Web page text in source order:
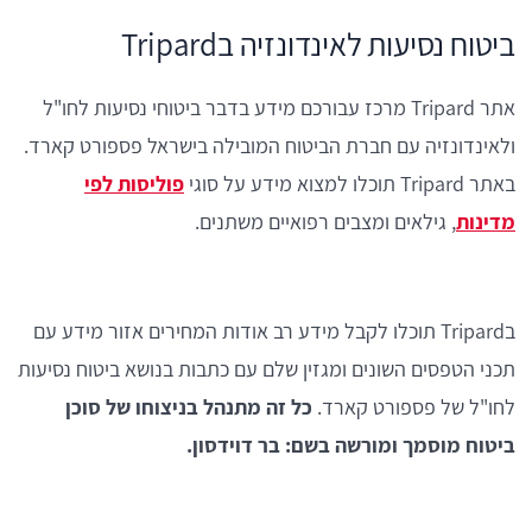
ביטוח נסיעות לאינדונזיה בTripard
אתר Tripard מרכז עבורכם מידע בדבר ביטוחי נסיעות לחו"ל
ולאינדונזיה עם חברת הביטוח המובילה בישראל פספורט קארד.
באתר Tripard תוכלו למצוא מידע על סוגי
פוליסות לפי
מדינות, גילאים ומצבים רפואיים משתנים.
בTripard תוכלו לקבל מידע רב אודות המחירים אזור מידע עם
תכני הטפסים השונים ומגזין שלם עם כתבות בנושא ביטוח נסיעות
לחו"ל של פספורט קארד. כל זה מתנהל בניצוחו של סוכן
ביטוח מוסמך ומורשה בשם: בר דוידסון.